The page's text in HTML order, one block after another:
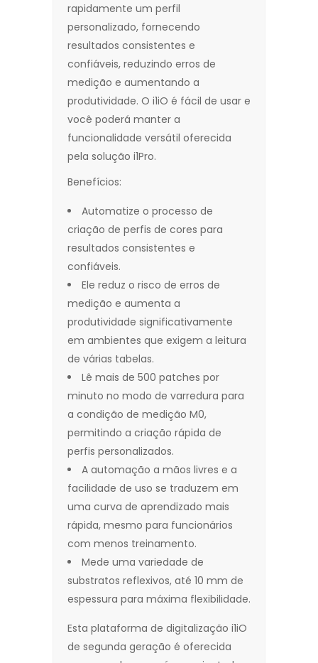
rapidamente um perfil
personalizado, fornecendo
resultados consistentes e
confiáveis, reduzindo erros de
medição e aumentando a
produtividade. O i1iO é fácil de usar e
você poderá manter a
funcionalidade versátil oferecida
pela solução i1Pro.
Benefícios:
Automatize o processo de
criação de perfis de cores para
resultados consistentes e
confiáveis.
Ele reduz o risco de erros de
medição e aumenta a
produtividade significativamente
em ambientes que exigem a leitura
de várias tabelas.
Lê mais de 500 patches por
minuto no modo de varredura para
a condição de medição M0,
permitindo a criação rápida de
perfis personalizados.
A automação a mãos livres e a
facilidade de uso se traduzem em
uma curva de aprendizado mais
rápida, mesmo para funcionários
com menos treinamento.
Mede uma variedade de
substratos reflexivos, até 10 mm de
espessura para máxima flexibilidade.
Esta plataforma de digitalização i1iO
de segunda geração é oferecida